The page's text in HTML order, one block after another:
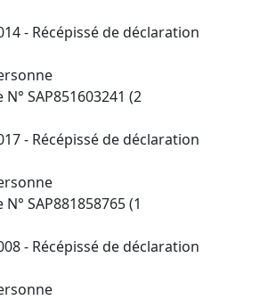
- Récépissé de déclaration
SAP851603241 (2
- Récépissé de déclaration
SAP881858765 (1
- Récépissé de déclaration